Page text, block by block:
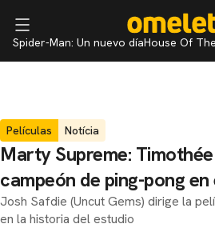
Spider-Man: Un nuevo díaHouse Of
Películas Notícia
Marty Supreme:
campeón de ping-pong
Josh Safdie (Uncut Gems) dirige la
en la historia del estudio